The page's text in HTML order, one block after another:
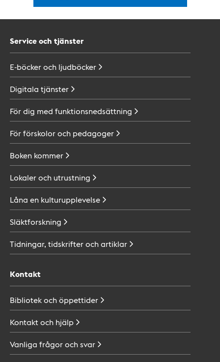
Service och tjänster
E-böcker och ljudböcker
Digitala tjänster
För dig med funktionsnedsättning
För förskolor och pedagoger
Boken kommer
Lokaler och utrustning
Låna en kulturupplevelse
Släktforskning
Tidningar, tidskrifter ochartiklar
Kontakt
Bibliotek ochöppettider
Kontakt och hjälp
Vanliga frågor ochsvar